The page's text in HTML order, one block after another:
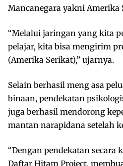
Mancanegara yakni Amerika
“Melalui jaringan yang kita
pelajar, kita bisa mengirim
(Amerika Serikat),” ujarnya.
Selain berhasil meng asa
binaan, pendekatan
juga berhasil mendorong
mantan narapidana setelah
“Dengan pendekatan secara
Daftar Hitam Project,